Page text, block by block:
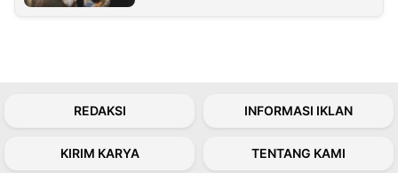
REDAKSI INFORMASI IKLAN
KIRIM KARYA TENTANG KAMI